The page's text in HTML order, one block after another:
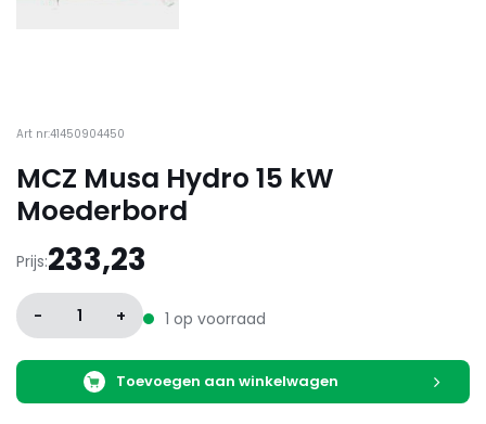
Art nr:41450904450
MCZ Musa Hydro 15 kW
Moederbord
Prijs:233,23
- 1 + 1 op voorraad
Toevoegen aan winkelwagen